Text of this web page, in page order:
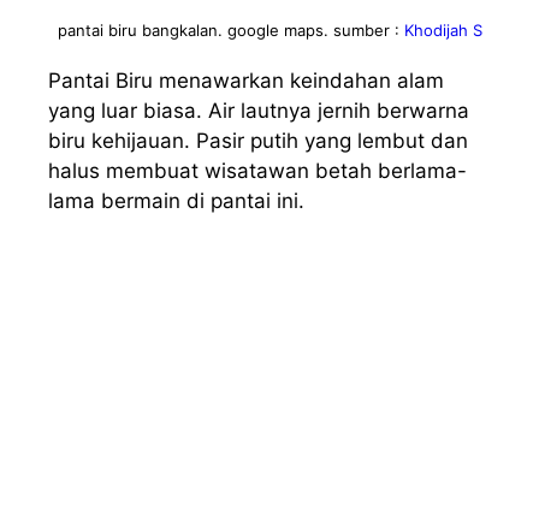
pantai biru bangkalan. google maps. sumber : Khodijah S
Pantai Biru menawarkan keindahan alam
yang luar biasa. Air lautnya jernih berwarna
biru kehijauan. Pasir putih yang lembut dan
halus membuat wisatawan betah berlama-
lama bermain di pantai ini.